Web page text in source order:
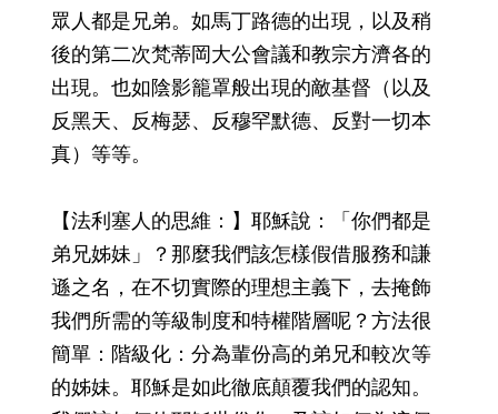
眾人都是兄弟。如馬丁路德的出現，以及稍
後的第二次梵蒂岡大公會議和教宗方濟各的
出現。也如陰影籠罩般出現的敵基督（以及
反黑天、反梅瑟、反穆罕默德、反對一切本
真）等等。
【法利塞人的思維：】耶穌說：「你們都是
弟兄姊妹」？那麼我們該怎樣假借服務和謙
遜之名，在不切實際的理想主義下，去掩飾
我們所需的等級制度和特權階層呢？方法很
簡單：階級化：分為輩份高的弟兄和較次等
的姊妹。耶穌是如此徹底顛覆我們的認知。